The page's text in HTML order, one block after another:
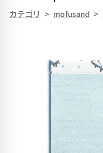
カテゴリ > mofusand >